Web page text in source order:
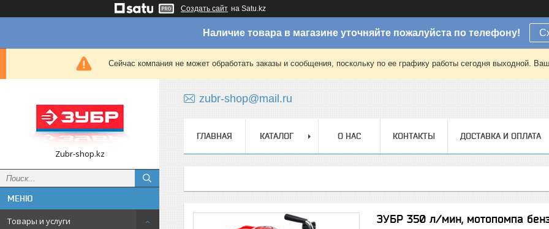
Создать сайт на Satu.kz
Наличие товара в магазине уточняйте пожалуйста по телефону!
Сейчас компания не может обработать заказы и сообщения, поскольку по ее графику работы сегодня выходной.
Zubr-shop.kz
Товары и услуги
zubr-shop@mail.ru
ГЛАВНАЯ КАТАЛОГ О НАС КОНТАКТЫ ДОСТАВКА И ОПЛАТА
ЗУБР 350 л/мин, мотопомпа